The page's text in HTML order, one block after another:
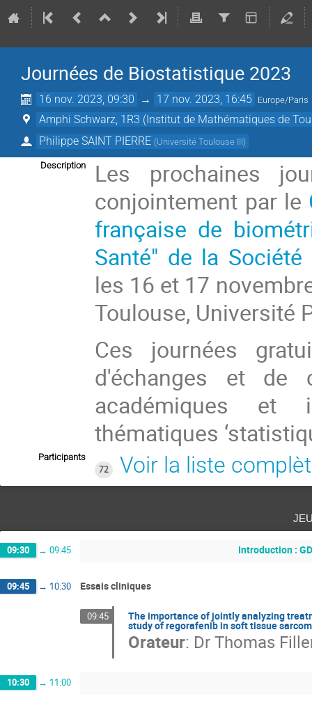
Journées de Biostatistique 2023
16 nov. 2023, 09:30 → 17 nov. 2023, 16:45 Europe/Paris
Amphi Schwarz, 1R3 (Institut de Mathématiques de
Philippe SAINT PIERRE (Université Toulouse III)
Description
Les prochaines
conjointement par le
française de
Santé" de la
les 16 et 17
Toulouse, Université
Ces journées
d'échanges et de
académiques et
thématiques
Participants
72
Voir la liste
09:30 → 09:45 Introduction :
09:45 → 10:30 Essais cliniques
09:45 The importance of jointly analyzing
study of regorafenib in soft tissue
Orateur: Dr Thomas
10:30 → 11:00